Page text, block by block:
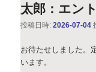
太郎：エン
投稿日時:2026-07-04
お待たせしました。
います。